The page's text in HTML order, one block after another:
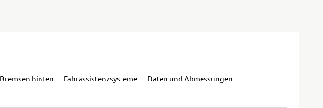
Bremsen hinten Fahrassistenzsysteme Daten und Abmessungen